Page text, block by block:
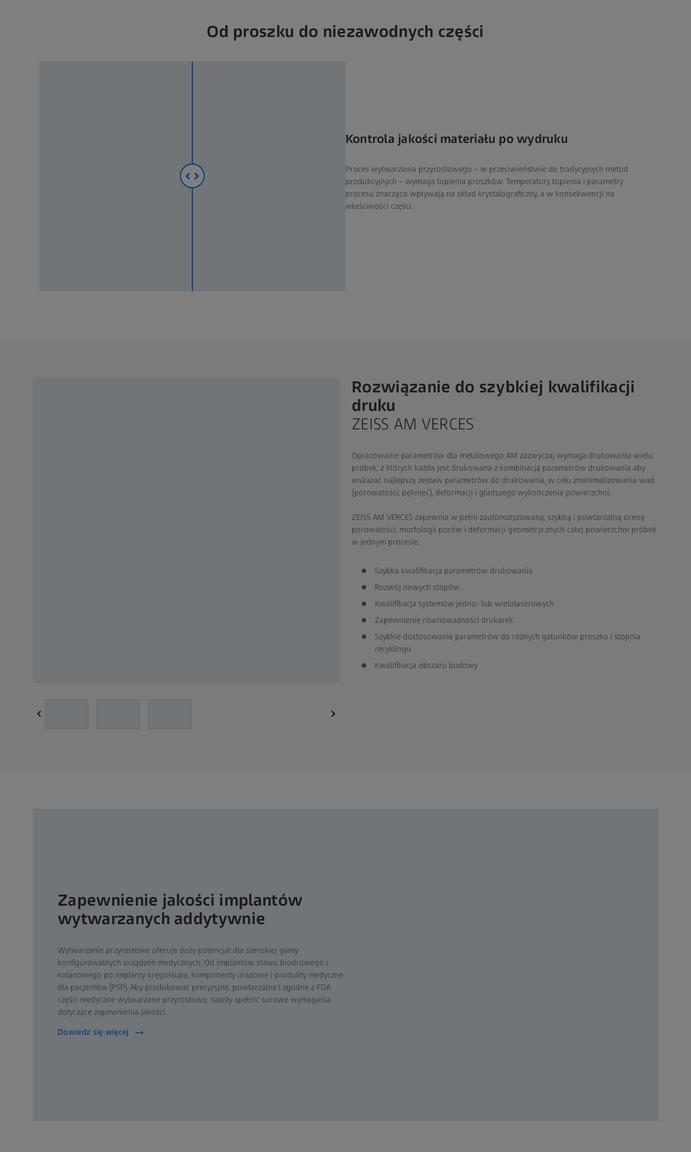
Od proszku do niezawodnych części
Kontrola jakości materiału po wydruku
Proces wytwarzania przyrostowego – w przeciwieństwie do tradycyjnych metod
produkcyjnych – wymaga topienia proszków. Temperatury topienia i parametry
procesu znacząco wpływają na skład krystalograficzny, a w konsekwencji na
właściwości części.
Rozwiązanie do szybkiej kwalifikacji
druku
ZEISS AM VERCES
Opracowanie parametrów dla metalowego AM zazwyczaj wymaga drukowania wielu
próbek, z których każda jest drukowana z kombinacją parametrów drukowania aby
wskazać najlepszy zestaw parametrów do drukowania, w celu zminimalizowania wad
(porowatości, pęknięć), deformacji i gładszego wykończenia powierzchni.
ZEISS AM VERCES zapewnia w pełni zautomatyzowaną, szybką i powtarzalną ocenę
porowatości, morfologii porów i deformacji geometrycznych całej powierzchni próbek
w jednym procesie.
Szybka kwalifikacja parametrów drukowania
Rozwój nowych stopów
Kwalifikacja systemów jedno- lub wielolaserowych
Zapewnienie równoważności drukarek
Szybkie dostosowanie parametrów do różnych gatunków proszku i stopnia
recyklingu
Kwalifikacja obszaru budowy
Zapewnienie jakości implantów
wytwarzanych addytywnie
Wytwarzanie przyrostowe oferuje duży potencjał dla szerokiej gamy
konfigurowalnych urządzeń medycznych: Od implantów stawu biodrowego i
kolanowego po implanty kręgosłupa, komponenty urazowe i produkty medyczne
dla pacjentów (PSP). Aby produkować precyzyjne, powtarzalne i zgodne z FDA
części medyczne wytwarzane przyrostowo, należy spełnić surowe wymagania
dotyczące zapewnienia jakości.
Dowiedz się więcej